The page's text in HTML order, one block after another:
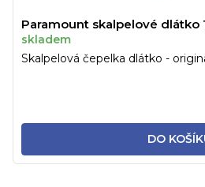
Paramount skalpelové dlátko
skladem
DO
Skalpelová čepelka dlátko -